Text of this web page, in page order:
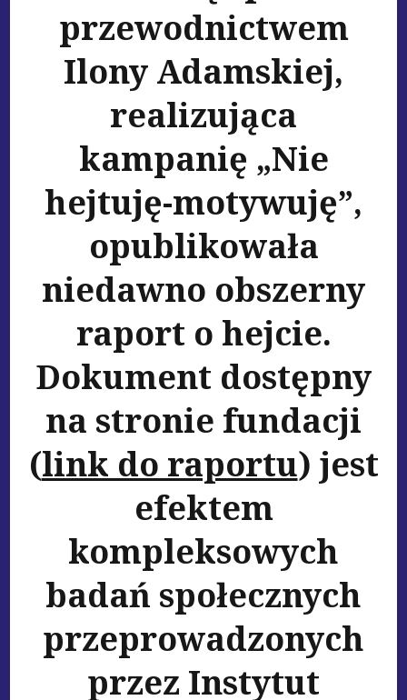
przewodnictwem
Ilony Adamskiej,
realizująca
kampanię „Nie
hejtuję-motywuję”,
opublikowała
niedawno obszerny
raport o hejcie.
Dokument dostępny
na stronie fundacji
(link do raportu) jest
efektem
kompleksowych
badań społecznych
przeprowadzonych
przez Instytut